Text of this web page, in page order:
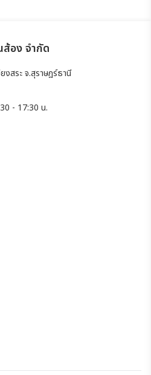
อง จำกัด
งสระ จ.สุราษฎร์ธานี
- 17:30 น.